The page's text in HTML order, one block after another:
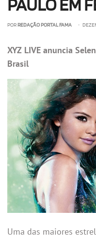
PAULO EM
POR REDAÇÃO PORTAL FAMA •
XYZ LIVE anuncia
Brasil
Uma das maiores